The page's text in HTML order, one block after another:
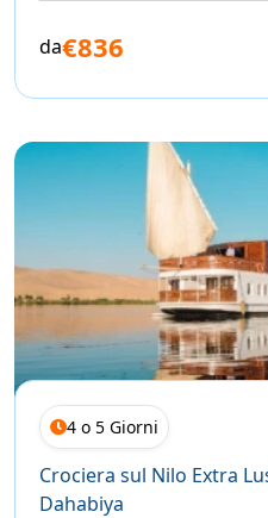
da€836
4 o 5 Giorni
Crociera sul Nilo Extra
Dahabiya